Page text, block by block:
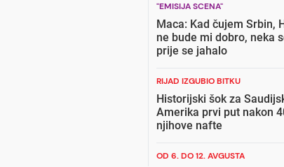
"EMISIJA SCENA"
Maca: Kad čujem Srbin,
ne bude mi dobro, neka
prije se jahalo
RIJAD IZGUBIO BITKU
Historijski šok za
Amerika prvi put nakon
njihove nafte
OD 6. DO 12. AVGUSTA